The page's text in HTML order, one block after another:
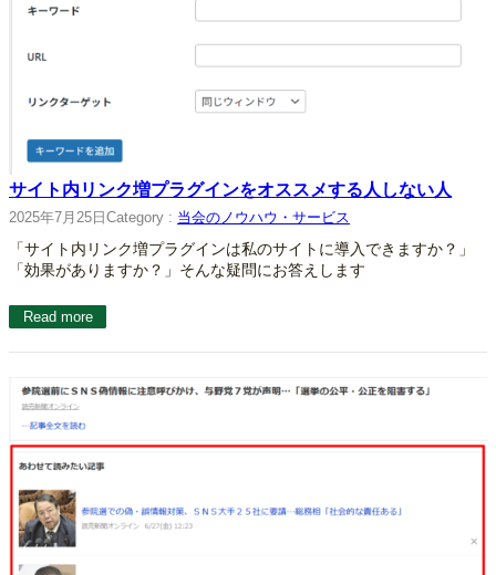
サイト内リンク増プラグインをオススメする人しない人
2025年7月25日 Category : 当会のノウハウ・サービス
「サイト内リンク増プラグインは私のサイトに導入できますか？」
「効果がありますか？」そんな疑問にお答えします
Read more